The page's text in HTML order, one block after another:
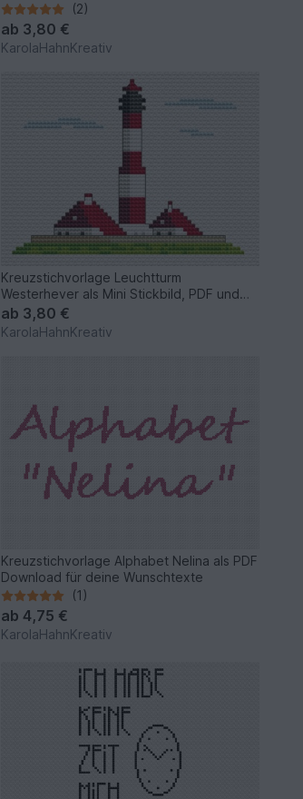
(2)
ab 3,80 €
KarolaHahnKreativ
Kreuzstichvorlage Leuchtturm
Westerhever als Mini Stickbild, PDF und
PNG
ab 3,80 €
KarolaHahnKreativ
Kreuzstichvorlage Alphabet Nelina als PDF
Download für deine Wunschtexte
(1)
ab4,75 €
KarolaHahnKreativ